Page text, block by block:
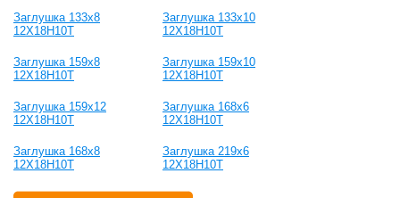
Заглушка 133х8
12Х18Н10Т
Заглушка 133х10
12Х18Н10Т
Заглушка 159х8
12Х18Н10Т
Заглушка 159х10
12Х18Н10Т
Заглушка 159х12
12Х18Н10Т
Заглушка 168х6
12Х18Н10Т
Заглушка 168х8
12Х18Н10Т
Заглушка 219х6
12Х18Н10Т